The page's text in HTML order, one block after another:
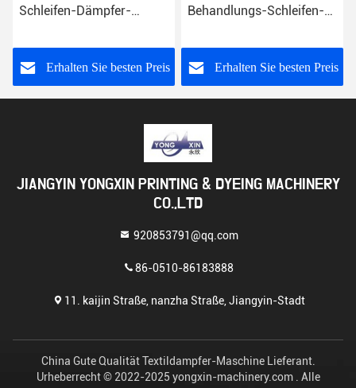
Schleifen-Dämpfer-
Erhalten Sie besten Preis
Behandlungs-Schleifen-
automatischen
Textilmaschine
Erhalten Sie besten Preis
JIANGYIN YONGXIN PRINTING & DYEING MACHINERY
CO.,LTD
920853791@qq.com
86-0510-86183888
11. kaijin Straße, nanzha Straße, Jiangyin-Stadt
China Gute Qualität Textildampfer-Maschine Lieferant.
Urheberrecht © 2022-2025 yongxin-machinery.com . Alle